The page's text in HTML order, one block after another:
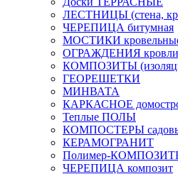
ЛЕСТНИЦЫ (стена,
ЧЕРЕПИЦА битумная
МОСТИКИ
ОГРАЖДЕНИЯ кровли
КОМПОЗИТЫ
ГЕОРЕШЕТКИ
МИНВАТА
КАРКАСНОЕ
Теплые ПОЛЫ
КОМПОСТЕРЫ
КЕРАМОГРАНИТ
Полимер-
ЧЕРЕПИЦА композит